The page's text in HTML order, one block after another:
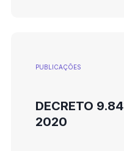
PUBLICAÇÕES
DECRETO
2020